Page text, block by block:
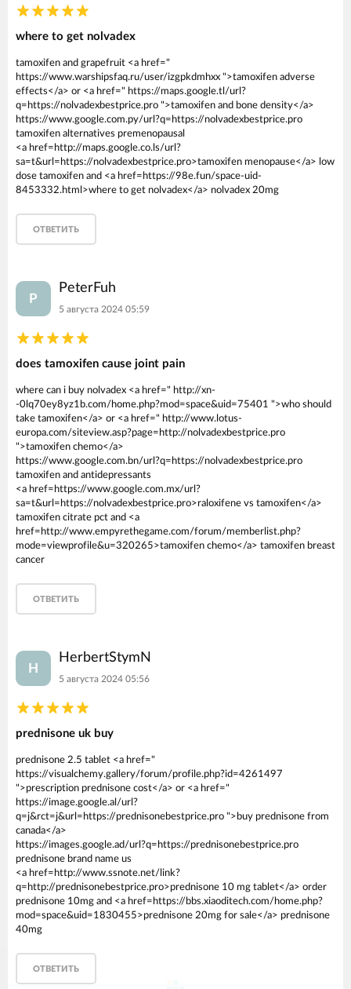
where to get nolvadex
tamoxifen and grapefruit <a href="
https://www.warshipsfaq.ru/user/izgpkdmhxx ">tamoxifen adverse
effects</a> or <a href=" https://maps.google.tl/url?
q=https://nolvadexbestprice.pro ">tamoxifen and bone density</a>
https://www.google.com.py/url?q=https://nolvadexbestprice.pro
tamoxifen alternatives premenopausal
<a href=http://maps.google.co.ls/url?
sa=t&url=https://nolvadexbestprice.pro>tamoxifen menopause</a> low
dose tamoxifen and <a href=https://98e.fun/space-uid-
8453332.html>where to get nolvadex</a> nolvadex 20mg
ОТВЕТИТЬ
P
PeterFuh
5 августа 2024 05:59
does tamoxifen cause joint pain
where can i buy nolvadex <a href=" http://xn-
-0lq70ey8yz1b.com/home.php?mod=space&uid=75401 ">who should
take tamoxifen</a> or <a href=" http://www.lotus-
europa.com/siteview.asp?page=http://nolvadexbestprice.pro
">tamoxifen chemo</a>
https://www.google.com.bn/url?q=https://nolvadexbestprice.pro
tamoxifen and antidepressants
<a href=https://www.google.com.mx/url?
sa=t&url=https://nolvadexbestprice.pro>raloxifene vs tamoxifen</a>
tamoxifen citrate pct and <a
href=http://www.empyrethegame.com/forum/memberlist.php?
mode=viewprofile&u=320265>tamoxifen chemo</a> tamoxifen breast
cancer
ОТВЕТИТЬ
H
HerbertStymN
5 августа 2024 05:56
prednisone uk buy
prednisone 2.5 tablet <a href="
https://visualchemy.gallery/forum/profile.php?id=4261497
">prescription prednisone cost</a> or <a href="
https://image.google.al/url?
q=j&rct=j&url=https://prednisonebestprice.pro ">buy prednisone from
canada</a>
https://images.google.ad/url?q=https://prednisonebestprice.pro
prednisone brand name us
<a href=http://www.ssnote.net/link?
q=http://prednisonebestprice.pro>prednisone 10 mg tablet</a> order
prednisone 10mg and <a href=https://bbs.xiaoditech.com/home.php?
mod=space&uid=1830455>prednisone 20mg for sale</a> prednisone
40mg
ОТВЕТИТЬ